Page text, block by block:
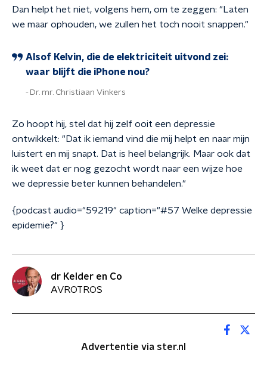
Dan helpt het niet, volgens hem, om te zeggen: "Laten
we maar ophouden, we zullen het toch nooit snappen."
Alsof Kelvin, die de elektriciteit uitvond zei:
waar blijft die iPhone nou?
Dr. mr. Christiaan Vinkers
Zo hoopt hij, stel dat hij zelf ooit een depressie
ontwikkelt: "Dat ik iemand vind die mij helpt en naar mijn
luistert en mij snapt. Dat is heel belangrijk. Maar ook dat
ik weet dat er nog gezocht wordt naar een wijze hoe
we depressie beter kunnen behandelen."
{podcast audio="59219" caption="#57 Welke depressie
epidemie?" }
dr Kelder en Co
AVROTROS
Advertentie via ster.nl